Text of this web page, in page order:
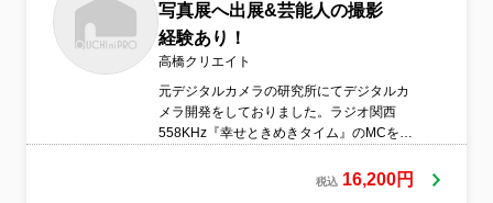
写真展へ出展&芸能人の撮影
経験あり！
高橋クリエイト
元デジタルカメラの研究所にてデジタルカ
メラ開発をしておりました。ラジオ関西
558KHz『幸せときめきタイム』のMCを務
も豊富です。ご質問にはお答えします！●服
税込 16,200円